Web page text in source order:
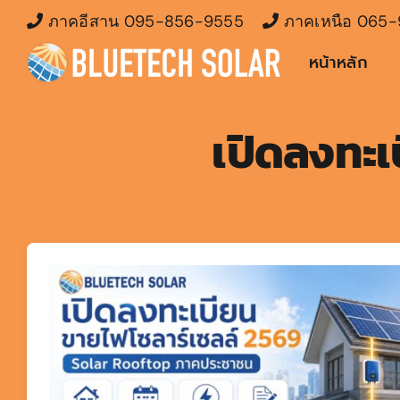
content
ภาคอีสาน 095-856-9555 ภาคเหนือ 065-
หน้าหลัก
เปิดลงทะ